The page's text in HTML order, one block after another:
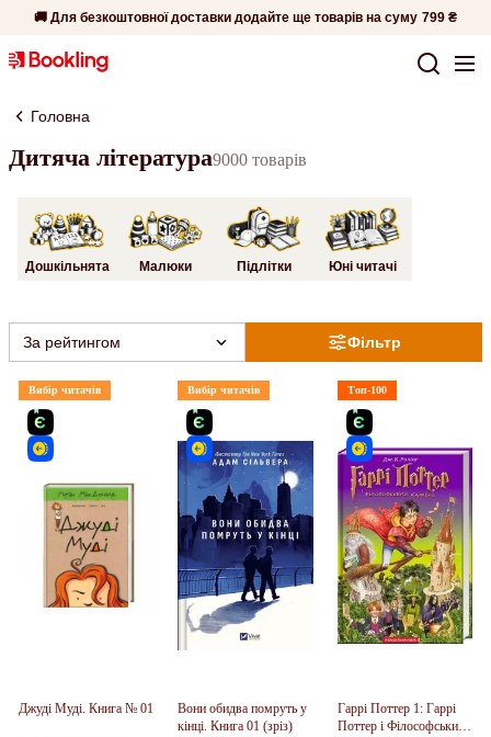
🚚 Для безкоштовної доставки додайте ще товарів на суму 799 ₴
Головна
Дитяча література9000 товарів
Дошкільнята Малюки Підлітки Юні читачі
Фільтр
За рейтингом
Вибір читачів
Джуді Муді. Книга № 01
Вибір читачів
Вони обидва помруть у
кінці. Книга 01 (зріз)
Топ-100
Гаррі Поттер 1: Гаррі
Поттер і Філософський